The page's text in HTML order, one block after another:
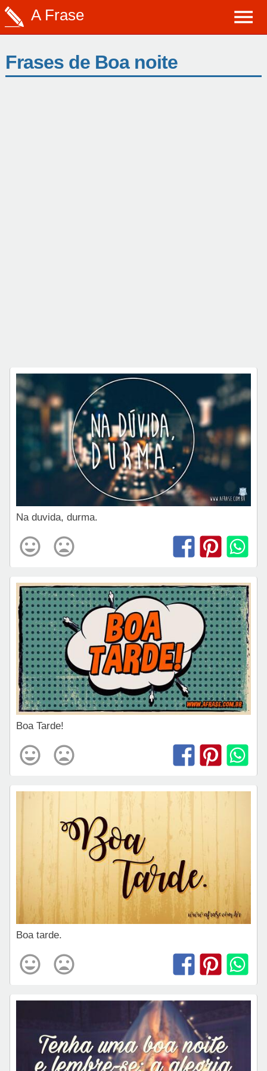
A Frase
Frases de Boa noite
Na duvida, durma.
Boa Tarde!
Boa tarde.